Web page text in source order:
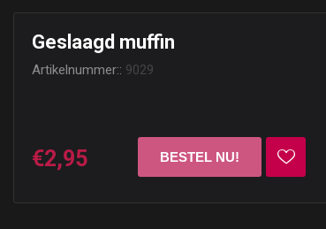
Geslaagd muffin
Artikelnummer:: 9029
€2,95